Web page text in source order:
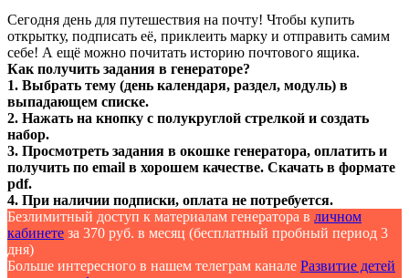
Сегодня день для путешествия на почту! Чтобы купить
открытку, подписать её, приклеить марку и отправить самим
себе! А ещё можно почитать историю почтового ящика.
Как получить задания в генераторе?
1. Выбрать тему (день календаря, раздел, модуль) в
выпадающем списке.
2. Нажать на кнопку с полукруглой стрелкой и создать
набор.
3. Просмотреть задания в окошке генератора, оплатить и
получить по email в хорошем качестве. Скачать в формате
pdf.
4. При наличии подписки, оплата не потребуется.
Безлимитный доступ к материалам генератора в личном
кабинете за 370 руб. в месяц (бесплатный пробный период 3
дня)
Больше интересного в нашем телеграм канале Развитие детей